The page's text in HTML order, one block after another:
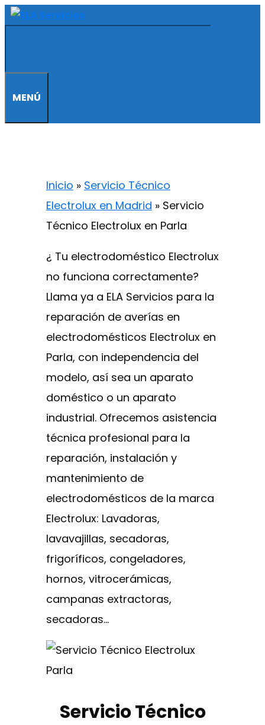
Saltar
MENÚ
Inicio » Servicio Técnico
Electrolux en Madrid » Servicio
Técnico Electrolux en Parla
¿ Tu electrodoméstico Electrolux
no funciona correctamente?
Llama ya a ELA Servicios para la
reparación de averías en
electrodomésticos Electrolux en
Parla, con independencia del
modelo, así sea un aparato
doméstico o un aparato
industrial. Ofrecemos asistencia
técnica profesional para la
reparación, instalación y
mantenimiento de
electrodomésticos de la marca
Electrolux: Lavadoras,
lavavajillas, secadoras,
frigoríficos, congeladores,
hornos, vitrocerámicas,
campanas extractoras,
secadoras…
Servicio Técnico